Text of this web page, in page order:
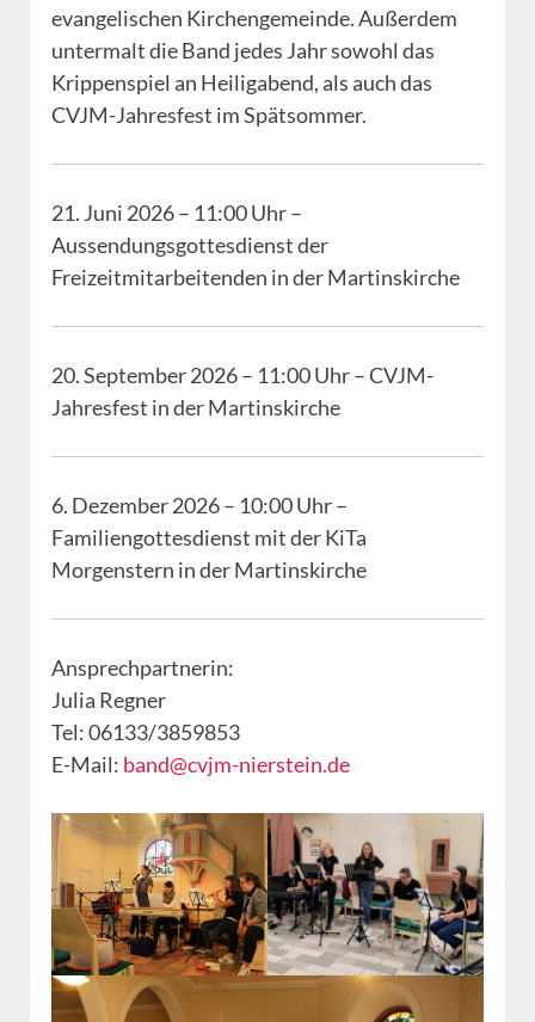
evangelischen Kirchengemeinde. Außerdem
untermalt die Band jedes Jahr sowohl das
Krippenspiel an Heiligabend, als auch das
CVJM-Jahresfest im Spätsommer.
21. Juni 2026 – 11:00 Uhr –
Aussendungsgottesdienst der
Freizeitmitarbeitenden in der Martinskirche
20. September 2026 – 11:00 Uhr – CVJM-
Jahresfest in der Martinskirche
6. Dezember 2026 – 10:00 Uhr –
Familiengottesdienst mit der KiTa
Morgenstern in der Martinskirche
Ansprechpartnerin:
Julia Regner
Tel: 06133/3859853
E-Mail: band@cvjm-nierstein.de